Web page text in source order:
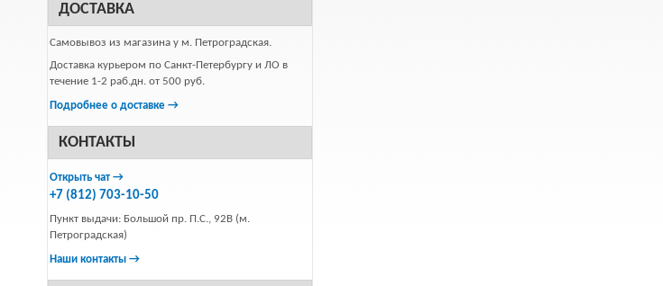
ДОСТАВКА
Самовывоз из магазина у м. Петроградская.
Доставка курьером по Санкт-Петербургу и ЛО в
течение 1-2 раб.дн. от 500 руб.
Подробнее о доставке →
КОНТАКТЫ
Открыть чат →
+7 (812) 703-10-50
Пункт выдачи: Большой пр. П.С., 92В (м.
Петроградская)
Наши контакты →